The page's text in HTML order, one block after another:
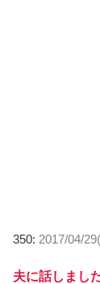
350: 2017/04/
夫に話しまし